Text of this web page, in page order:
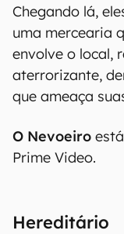
Chegando lá,
uma mercearia
envolve o local,
aterrorizante,
que ameaça
O Nevoeiro
Prime Video.
Hereditário